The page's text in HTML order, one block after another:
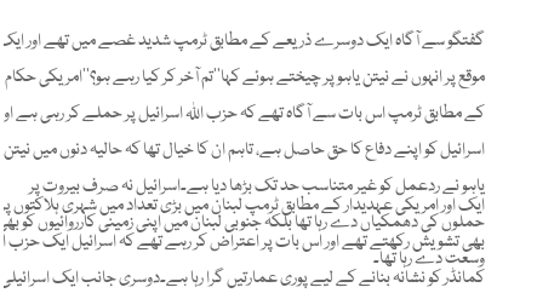
گفتگو سے آگاہ ایک دوسرے ذریعے کے مطابق ٹرمپ شدید غصے میں تھے اور ایک
موقع پر انہوں نے نیتن یاہو پر چیختے ہوئے کہا’’تم آخر کر کیا رہے ہو؟‘‘امریکی حکام
کے مطابق ٹرمپ اس بات سے آگاہ تھے کہ حزب اللہ اسرائیل پر حملے کر رہی ہے اور
اسرائیل کو اپنے دفاع کا حق حاصل ہے، تاہم ان کا خیال تھا کہ حالیہ دنوں میں نیتن
یاہو نے ردعمل کو غیر متناسب حد تک بڑھا دیا ہے۔اسرائیل نہ صرف بیروت پر
حملوں کی دھمکیاں دے رہا تھا بلکہ جنوبی لبنان میں اپنی زمینی کارروائیوں کو بھی
وسعت دے رہا تھا۔
ایک اور امریکی عہدیدار کے مطابق ٹرمپ لبنان میں بڑی تعداد میں شہری ہلاکتوں پر
بھی تشویش رکھتے تھے اور اس بات پر اعتراض کر رہے تھے کہ اسرائیل ایک حزب اللہ
کمانڈر کو نشانہ بنانے کے لیے پوری عمارتیں گرا رہا ہے۔دوسری جانب ایک اسرائیلی